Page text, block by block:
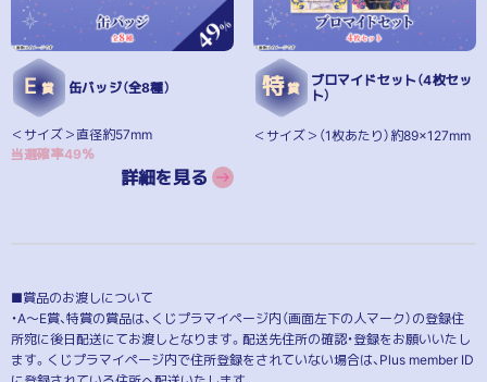
E 賞 缶バッジ（全8種）
＜サイズ＞直径約57mm
当選確率49％
詳細を見る
特 賞
ブロマイドセット（4枚セッ
ト）
＜サイズ＞（1枚あたり）約89×127mm
■賞品のお渡しについて
・A～E賞、特賞の賞品は、くじプラマイページ内（画面左下の人マーク）の登録住
所宛に後日配送にてお渡しとなります。配送先住所の確認・登録をお願いいたし
ます。くじプラマイページ内で住所登録をされていない場合は、Plus member ID